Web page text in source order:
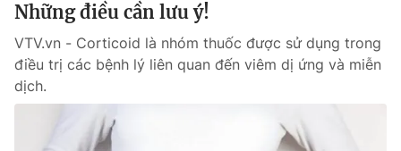
VTV8
Liên hệ tòa soạn
Những điều cần lưu ý!
VTV.vn - Corticoid là nhóm thuốc được sử dụng trong
điều trị các bệnh lý liên quan đến viêm dị ứng và miễn
dịch.